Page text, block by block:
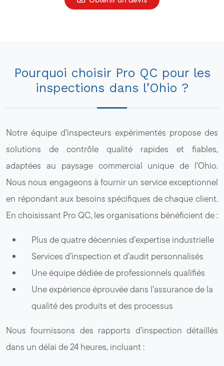
Pourquoi choisir Pro QC pour les
inspections dans l’Ohio ?
Notre équipe d’inspecteurs expérimentés propose des
solutions de contrôle qualité rapides et fiables,
adaptées au paysage commercial unique de l’Ohio.
Nous nous engageons à fournir un service exceptionnel
en répondant aux besoins spécifiques de chaque client.
En choisissant Pro QC, les organisations bénéficient de :
Plus de quatre décennies d’expertise industrielle
Services d’inspection et d’audit personnalisés
Une équipe dédiée de professionnels qualifiés
Une expérience éprouvée dans l’assurance de la
qualité des produits et des processus
Nous fournissons des rapports d’inspection détaillés
dans un délai de 24 heures, incluant :